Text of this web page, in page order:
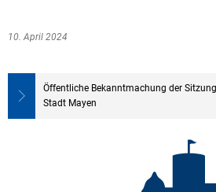
10. April 2024
Öffentliche Bekanntmachung der
Stadt Mayen